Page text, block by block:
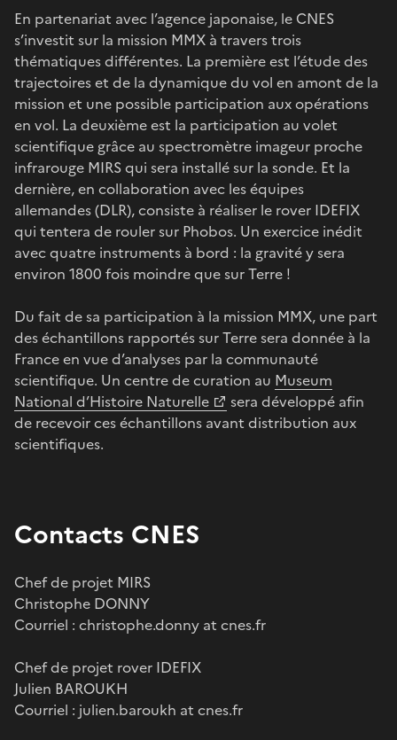
En partenariat avec l’agence japonaise, le CNES
s’investit sur la mission MMX à travers trois
thématiques différentes. La première est l’étude des
trajectoires et de la dynamique du vol en amont de la
mission et une possible participation aux opérations
en vol. La deuxième est la participation au volet
scientifique grâce au spectromètre imageur proche
infrarouge MIRS qui sera installé sur la sonde. Et la
dernière, en collaboration avec les équipes
allemandes (DLR), consiste à réaliser le rover IDEFIX
qui tentera de rouler sur Phobos. Un exercice inédit
avec quatre instruments à bord : la gravité y sera
environ 1800 fois moindre que sur Terre !
Du fait de sa participation à la mission MMX, une part
des échantillons rapportés sur Terre sera donnée à la
France en vue d’analyses par la communauté
scientifique. Un centre de curation au Museum
National d’Histoire Naturelle
sera développé afin
de recevoir ces échantillons avant distribution aux
scientifiques.
Contacts CNES
Chef de projet MIRS
Christophe DONNY
Courriel : christophe.donny at cnes.fr
Chef de projet rover IDEFIX
Julien BAROUKH
Courriel : julien.baroukh at cnes.fr